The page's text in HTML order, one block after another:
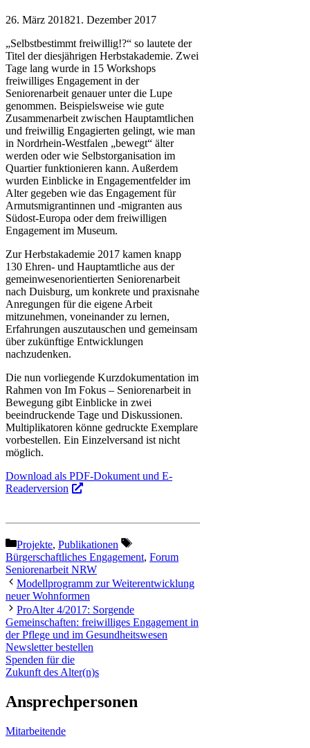
26. März 201821. Dezember 2017
„Selbstbestimmt freiwillig!?“ so lautete der
Titel der diesjährigen Herbstakademie. Zwei
Tage lang wurde in 15 Workshops
freiwilliges Engagement in der
Seniorenarbeit genauer unter die Lupe
genommen. Beispielsweise wie gute
Zusammenarbeit zwischen Hauptamtlichen
und freiwillig Engagierten gelingt, wie man
in Nordrhein-Westfalen „bewegt“ älter
werden oder wie Selbstorganisation im
Quartier funktionieren kann. Außerdem
wurden Einblicke in Engagementfelder im
Alter gegeben wie das Engagement für
Armutsmigrantinnen und -migranten aus
Südost-Europa oder dem freiwilligen
Engagement im Museum.
Zur Herbstakademie 2017 kamen knapp
130 Ehren- und Hauptamtliche aus der
gemeinwesenorientierten Seniorenarbeit
nach Duisburg, um konkrete und praxisnahe
Anregungen für die eigene Arbeit
mitzunehmen, voneinander zu lernen,
Erfahrungen auszutauschen und gemeinsam
über zukünftige Entwicklungen
nachzudenken.
Die nun vorliegende Kurzdokumentation im
Rahmen von Im Fokus – Seniorenarbeit in
Bewegung gibt Einblicke in zwei
beeindruckende Tage und Diskussionen.
Multiplikatoren könne gedruckte Exemplare
vorbestellen. Ein Einzelversand ist nicht
möglich.
Download als PDF-Dokument und E-
Readerversion
Kategorien
Projekte, Publikationen
Schlagwörter
Bürgerschaftliches Engagement, Forum
Seniorenarbeit NRW
Modellprogramm zur Weiterentwicklung
neuer Wohnformen
ProAlter 4/2017: Sorgende
Gemeinschaften: freiwilliges Engagement in
der Pflege und im Gesundheitswesen
Newsletter bestellen
Spenden für die
Zukunft des Alter(n)s
Ansprechpersonen
Mitarbeitende